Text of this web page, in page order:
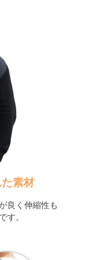
素材
良く伸縮性も
す。